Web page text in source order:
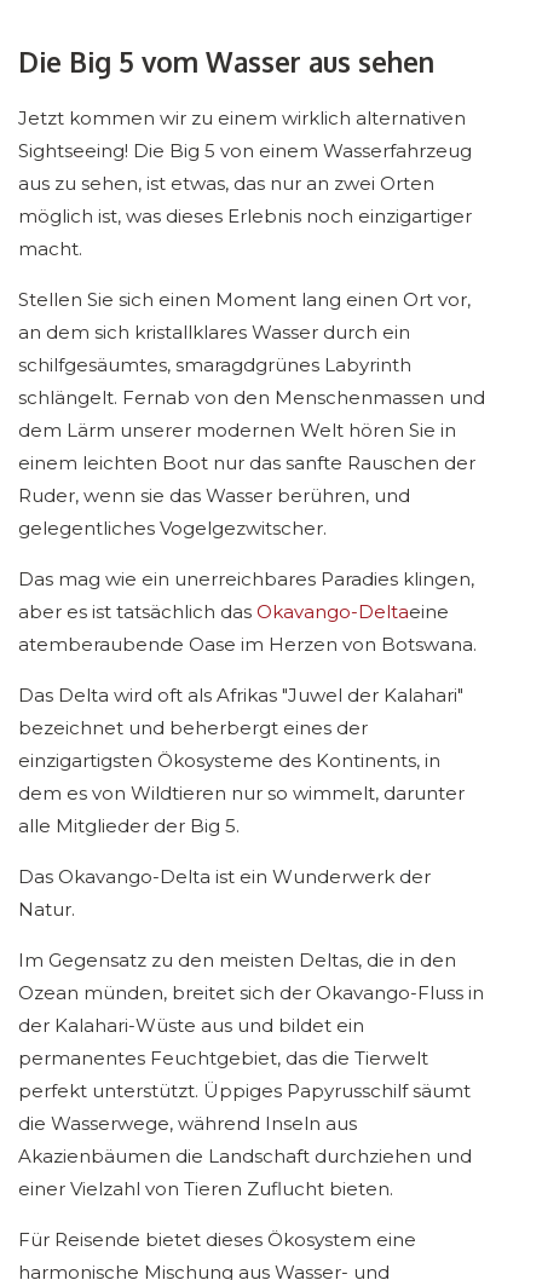
Die Big 5 vom Wasser aus sehen
Jetzt kommen wir zu einem wirklich alternativen
Sightseeing! Die Big 5 von einem Wasserfahrzeug
aus zu sehen, ist etwas, das nur an zwei Orten
möglich ist, was dieses Erlebnis noch einzigartiger
macht.
Stellen Sie sich einen Moment lang einen Ort vor,
an dem sich kristallklares Wasser durch ein
schilfgesäumtes, smaragdgrünes Labyrinth
schlängelt. Fernab von den Menschenmassen und
dem Lärm unserer modernen Welt hören Sie in
einem leichten Boot nur das sanfte Rauschen der
Ruder, wenn sie das Wasser berühren, und
gelegentliches Vogelgezwitscher.
Das mag wie ein unerreichbares Paradies klingen,
aber es ist tatsächlich das Okavango-Deltaeine
atemberaubende Oase im Herzen von Botswana.
Das Delta wird oft als Afrikas "Juwel der Kalahari"
bezeichnet und beherbergt eines der
einzigartigsten Ökosysteme des Kontinents, in
dem es von Wildtieren nur so wimmelt, darunter
alle Mitglieder der Big 5.
Das Okavango-Delta ist ein Wunderwerk der
Natur.
Im Gegensatz zu den meisten Deltas, die in den
Ozean münden, breitet sich der Okavango-Fluss in
der Kalahari-Wüste aus und bildet ein
permanentes Feuchtgebiet, das die Tierwelt
perfekt unterstützt. Üppiges Papyrusschilf säumt
die Wasserwege, während Inseln aus
Akazienbäumen die Landschaft durchziehen und
einer Vielzahl von Tieren Zuflucht bieten.
Für Reisende bietet dieses Ökosystem eine
harmonische Mischung aus Wasser- und